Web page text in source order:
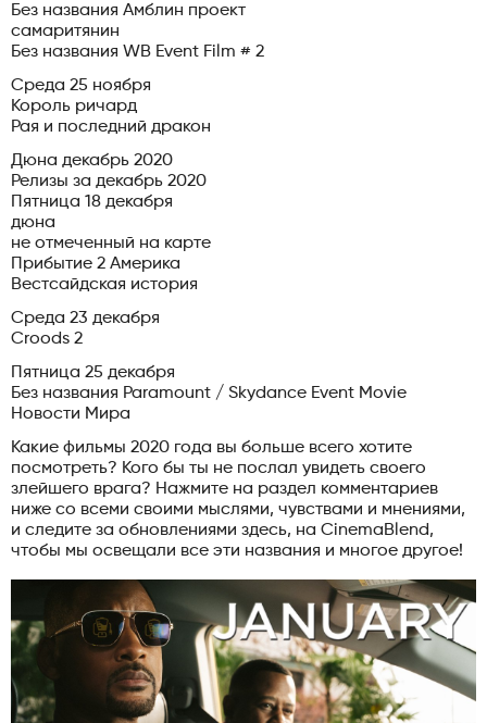
Без названия Амблин проект
самаритянин
Без названия WB Event Film # 2
Среда 25 ноября
Король ричард
Рая и последний дракон
Дюна декабрь 2020
Релизы за декабрь 2020
Пятница 18 декабря
дюна
не отмеченный на карте
Прибытие 2 Америка
Вестсайдская история
Среда 23 декабря
Croods 2
Пятница 25 декабря
Без названия Paramount / Skydance Event Movie
Новости Мира
Какие фильмы 2020 года вы больше всего хотите
посмотреть? Кого бы ты не послал увидеть своего
злейшего врага? Нажмите на раздел комментариев
ниже со всеми своими мыслями, чувствами и мнениями,
и следите за обновлениями здесь, на CinemaBlend,
чтобы мы освещали все эти названия и многое другое!